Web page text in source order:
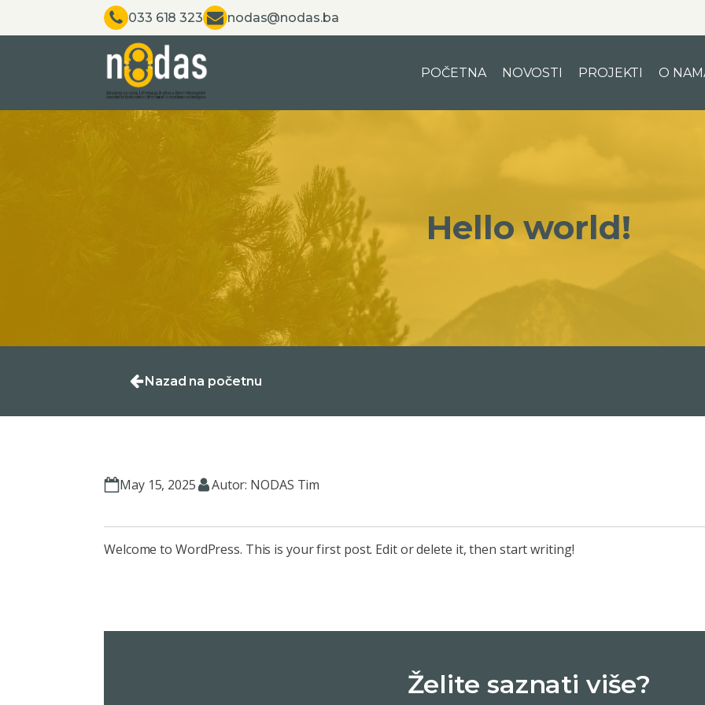
033 618 323 nodas@nodas.ba
POČETNA NOVOSTI PROJEKTI O
Hello world!
Nazad na početnu
May 15, 2025 Autor: NODAS Tim
Welcome to WordPress. This is your first post. Edit or delete it, then start writing!
Želite saznati više?